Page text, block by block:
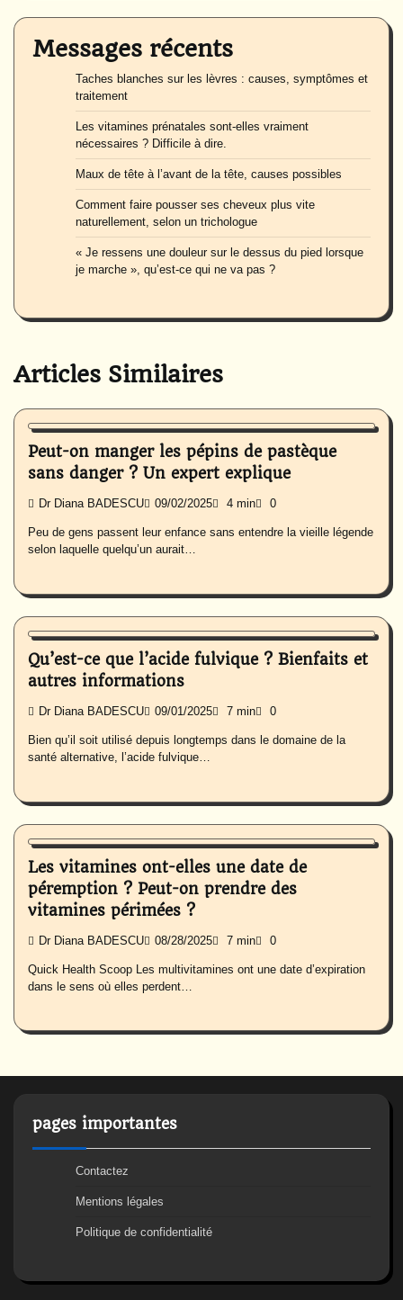
Messages récents
Taches blanches sur les lèvres : causes, symptômes et
traitement
Les vitamines prénatales sont-elles vraiment
nécessaires ? Difficile à dire.
Maux de tête à l’avant de la tête, causes possibles
Comment faire pousser ses cheveux plus vite
naturellement, selon un trichologue
« Je ressens une douleur sur le dessus du pied lorsque
je marche », qu’est-ce qui ne va pas ?
Articles Similaires
Nutrition
Peut-on manger les pépins de pastèque
sans danger ? Un expert explique
Dr Diana BADESCU 09/02/2025 4 min 0
Peu de gens passent leur enfance sans entendre la vieille légende
selon laquelle quelqu’un aurait…
Nutrition
Qu’est-ce que l’acide fulvique ? Bienfaits et
autres informations
Dr Diana BADESCU 09/01/2025 7 min 0
Bien qu’il soit utilisé depuis longtemps dans le domaine de la
santé alternative, l’acide fulvique…
Nutrition
Les vitamines ont-elles une date de
péremption ? Peut-on prendre des
vitamines périmées ?
Dr Diana BADESCU 08/28/2025 7 min 0
Quick Health Scoop Les multivitamines ont une date d’expiration
dans le sens où elles perdent…
pages importantes
Contactez
Mentions légales
Politique de confidentialité